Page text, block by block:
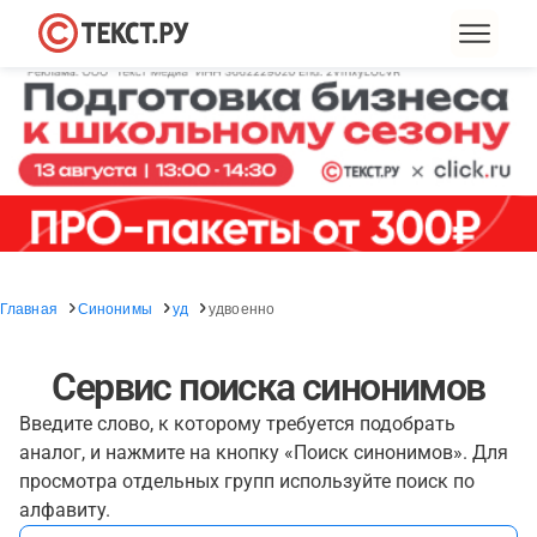
Главная Синонимы уд удвоенно
Сервис поиска синонимов
Введите слово, к которому требуется подобрать
аналог, и нажмите на кнопку «Поиск синонимов». Для
просмотра отдельных групп используйте поиск по
алфавиту.